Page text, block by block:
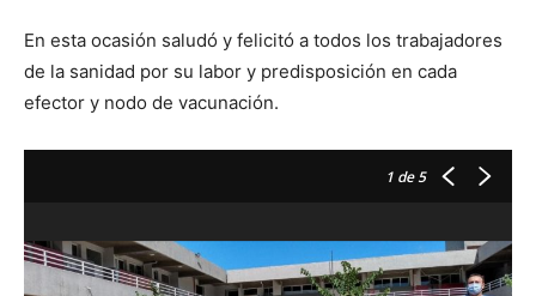
En esta ocasión saludó y felicitó a todos los trabajadores
de la sanidad por su labor y predisposición en cada
efector y nodo de vacunación.
1 de 5